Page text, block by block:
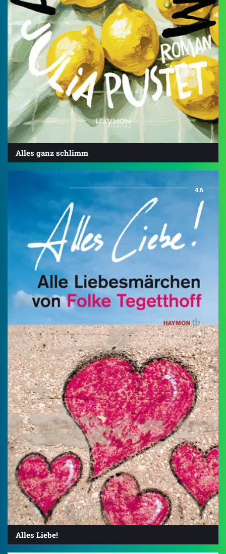
Alles ganz schlimm
4.6
Alles Liebe!